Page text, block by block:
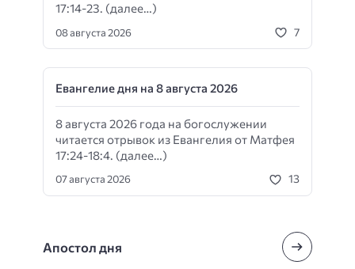
17:14-23. (далее…)
08 августа 2026 7
Евангелие дня на 8 августа 2026
8 августа 2026 года на богослужении
читается отрывок из Евангелия от Матфея
17:24-18:4. (далее…)
07 августа 2026 13
Апостол дня